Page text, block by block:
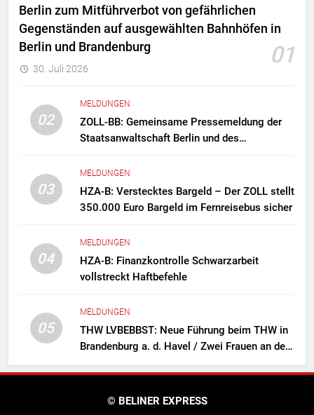
Berlin zum Mitführverbot von gefährlichen
Gegenständen auf ausgewählten Bahnhöfen in
Berlin und Brandenburg
01
30. Juli 2026
02
MELDUNGEN
ZOLL-BB: Gemeinsame Pressemeldung der
Staatsanwaltschaft Berlin und des
Zollfahndung hebt mutmaßliches
Drogenlabor aus
03
MELDUNGEN
HZA-B: Verstecktes Bargeld – Der ZOLL stellt
350.000 Euro Bargeld im Fernreisebus sicher
04
MELDUNGEN
HZA-B: Finanzkontrolle Schwarzarbeit
vollstreckt Haftbefehle
05
MELDUNGEN
THW LVBEBBST: Neue Führung beim THW in
Brandenburg a. d. Havel / Zwei Frauen an der
Spitze des Ortsverbands
© BELINER EXPRESS